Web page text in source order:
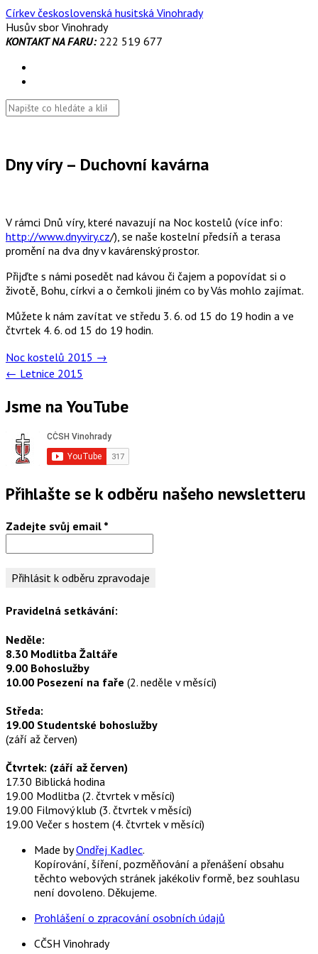
Skip
to
content
Církev československá husitská Vinohrady
Husův sbor Vinohrady
KONTAKT NA FARU:222 519 677
Dny víry – Duchovní kavárna
V rámci Dnů víry, které navazují na Noc kostelů (více info:
http://www.dnyviry.cz/), se naše kostelní předsíň a terasa
promění na dva dny v kavárenský prostor.
Přijďte s námi posedět nad kávou či čajem a popovídat si o
životě, Bohu, církvi a o čemkoli jiném co by Vás mohlo zajímat.
Můžete k nám zavítat ve středu 3. 6. od 15 do 19 hodin a ve
čtvrtek 4. 6. od 15 do 19 hodin.
Post
navigation
Noc kostelů 2015 →
← Letnice 2015
Jsme na YouTube
Přihlašte se k odběru našeho newsletteru
Zadejte svůj email *
Pravidelná setkávání:
Neděle:
8.30 Modlitba Žaltáře
9.00 Bohoslužby
10.00 Posezení na faře (2. neděle v měsíci)
Středa:
19.00 Studentské bohoslužby
(září až červen)
Čtvrtek: (září až červen)
17.30 Biblická hodina
19.00 Modlitba (2. čtvrtek v měsíci)
19.00 Filmový klub (3. čtvrtek v měsíci)
19.00 Večer s hostem (4. čtvrtek v měsíci)
Made byOndřej Kadlec.
Kopírování, šíření, pozměňování a přenášení obsahu
těchto webových stránek jakékoliv formě, bez souhlasu
není dovoleno. Děkujeme.
Prohlášení o zpracování osobních údajů
CČSH Vinohrady